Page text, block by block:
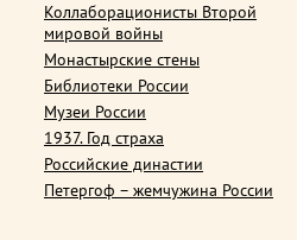
Коллаборационисты Второй
мировой войны
Монастырские стены
Библиотеки России
Музеи России
1937. Год страха
Российские династии
Петергоф – жемчужина России